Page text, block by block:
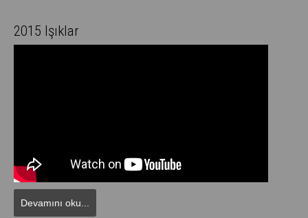
2015 Işıklar
Devamını oku...